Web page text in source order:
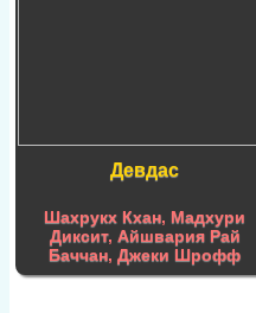
Девдас
Шахрукх Кхан,Мадхури
Диксит, Айшвария Рай
Баччан,Джеки Шрофф